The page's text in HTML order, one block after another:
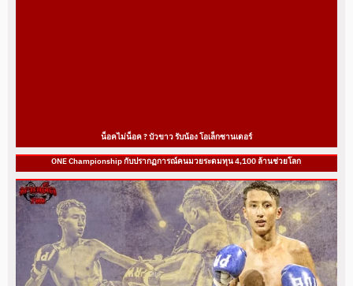
น็อคไม่น็อค ? บัวขาว รับน้อง โอเล็กซานเดอร์
ONE Championship กับปรากฏการณ์คนมวยระดมทุน 4,100 ล้านช่วยโลก